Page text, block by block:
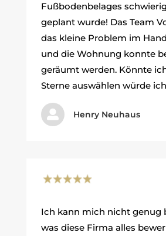
Fußbodenbelages
geplant wurde! Das Team
das kleine Problem im
und die Wohnung konnte
geräumt werden. Könnte
Sterne auswählen würde
 Henry Neuhaus
Ich kann mich nicht genug
was diese Firma alles